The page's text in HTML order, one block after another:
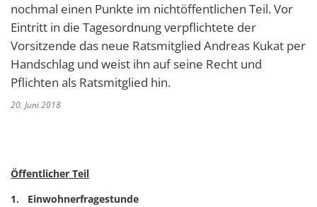
nochmal einen Punkte im nichtöffentlichen Teil. Vor
Eintritt in die Tagesordnung verpflichtete der
Vorsitzende das neue Ratsmitglied Andreas Kukat per
Handschlag und weist ihn auf seine Recht und
Pflichten als Ratsmitglied hin.
20. Juni 2018
Öffentlicher Teil
1. Einwohnerfragestunde